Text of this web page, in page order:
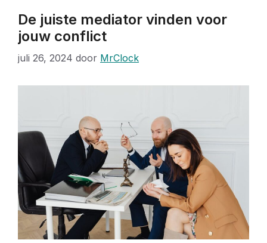
De juiste mediator vinden voor
jouw conflict
juli 26, 2024 door MrClock